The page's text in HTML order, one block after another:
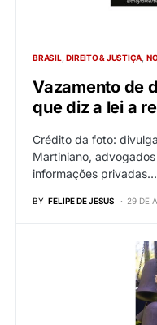
BRASIL DIREITO & JUSTIÇA
Vazamento de
que diz a lei a
Crédito da foto:
Martiniano,
informações privadas…
BY FELIPE DE JESUS 29 DE